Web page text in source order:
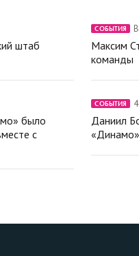
штаб
СОБЫТИЯ
Максим
команды
было
с
СОБЫТИЯ
Даниил
«Динамо»